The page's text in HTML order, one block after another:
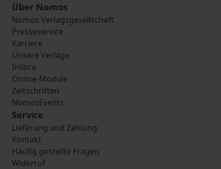
Über Nomos
Nomos Verlagsgesellschaft
Presseservice
Karriere
Unsere Verlage
Inlibra
Online-Module
Zeitschriften
NomosEvents
Service
Lieferung und Zahlung
Kontakt
Häufig gestellte Fragen
Widerruf